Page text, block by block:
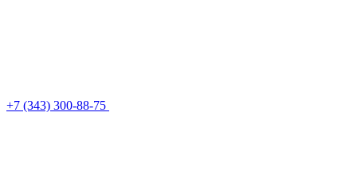
+7 (343) 300-88-75